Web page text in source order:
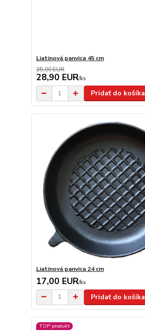
Liatinová panvica 45 cm
35,00 EUR
28,90 EUR/ks
Pridať do košíka
Liatinová panvica 24 cm
17,00 EUR/ks
Pridať do košíka
TOP produkt